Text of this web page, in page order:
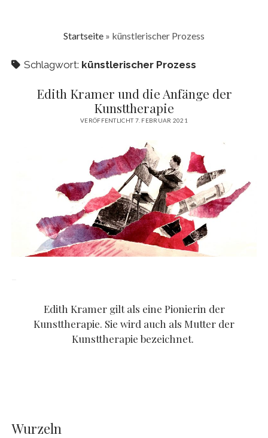
Startseite » künstlerischer Prozess
Schlagwort: künstlerischer Prozess
Edith Kramer und die Anfänge der
Kunsttherapie
VERÖFFENTLICHT 7. FEBRUAR 2021
Edith Kramer gilt als eine Pionierin der
Kunsttherapie. Sie wird auch als Mutter der
Kunsttherapie bezeichnet.
Wurzeln